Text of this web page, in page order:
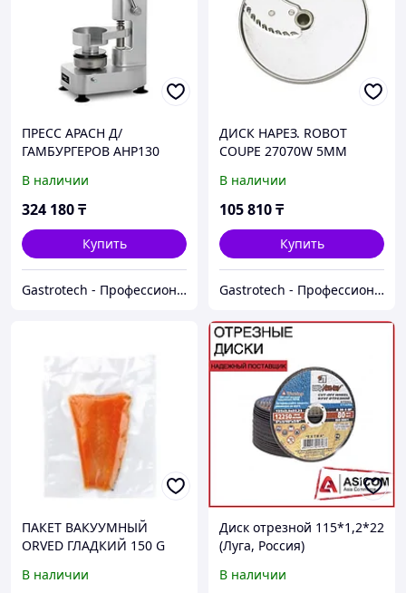
ПРЕСС APACH Д/
ГАМБУРГЕРОВ AHP130
В наличии
324 180₸
Купить
Gastrotech - Профессиональное оборудование
ДИСК НАРЕЗ. ROBOT
COUPE 27070W 5ММ
В наличии
105 810₸
Купить
Gastrotech - Профессиональное оборудование
ПАКЕТ ВАКУУМНЫЙ
ORVED ГЛАДКИЙ 150 G
В наличии
Диск отрезной 115*1,2*22
(Луга, Россия)
В наличии